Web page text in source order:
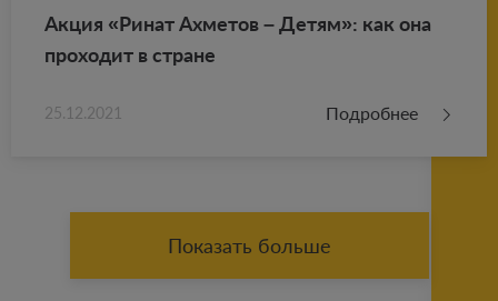
Акция «Ринат Ах­ме­тов – Детям»: как она
про­хо­дит в стране
25.12.2021 Подробнее
Показать больше